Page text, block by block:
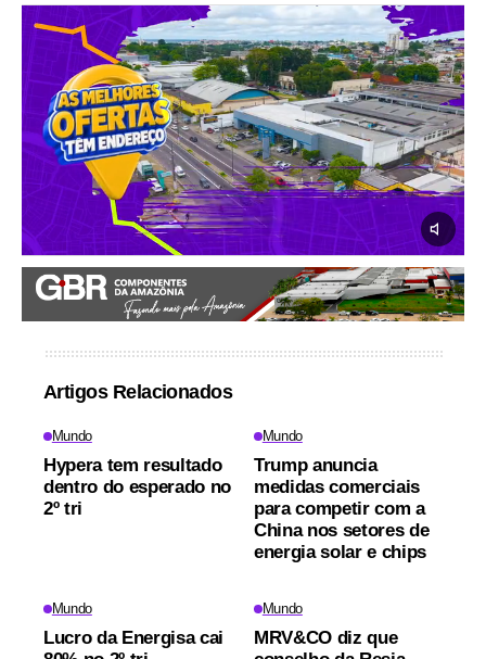
Artigos Relacionados
Mundo
Hypera tem resultado
dentro do esperado no
2º tri
Mundo
Trump anuncia
medidas comerciais
para competir com a
China nos setores de
energia solar e chips
Mundo
Lucro da Energisa cai
Mundo
MRV&CO diz que